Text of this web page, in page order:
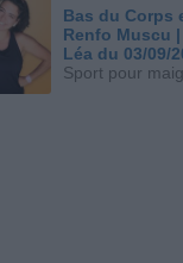
Bas du Corps
Renfo Muscu
Léa du 03/09/
Sport pour